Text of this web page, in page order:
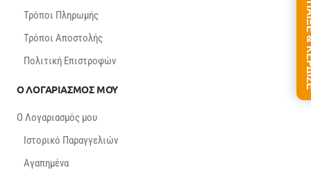
Τρόποι Πληρωμής
Τρόποι Αποστολής
Πολιτική Επιστροφών
Ο ΛΟΓΑΡΙΑΣΜΟΣ ΜΟΥ
Ο Λογαριασμός μου
Ιστορικό Παραγγελιών
Αγαπημένα